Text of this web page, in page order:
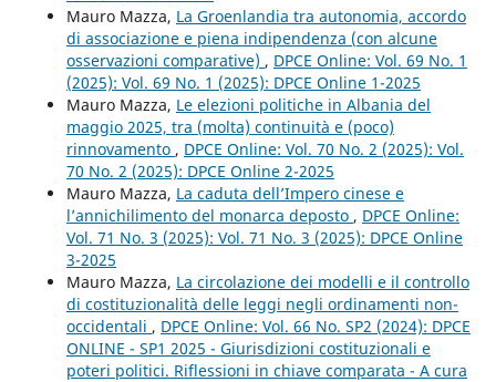
Mauro Mazza, La Groenlandia tra autonomia, accordo
di associazione e piena indipendenza (con alcune
osservazioni comparative) , DPCE Online: Vol. 69 No. 1
(2025): Vol. 69 No. 1 (2025): DPCE Online 1-2025
Mauro Mazza, Le elezioni politiche in Albania del
maggio 2025, tra (molta) continuità e (poco)
rinnovamento , DPCE Online: Vol. 70 No. 2 (2025): Vol.
70 No. 2 (2025): DPCE Online 2-2025
Mauro Mazza, La caduta dell’Impero cinese e
l’annichilimento del monarca deposto , DPCE Online:
Vol. 71 No. 3 (2025): Vol. 71 No. 3 (2025): DPCE Online
3-2025
Mauro Mazza, La circolazione dei modelli e il controllo
di costituzionalità delle leggi negli ordinamenti non-
occidentali , DPCE Online: Vol. 66 No. SP2 (2024): DPCE
ONLINE - SP1 2025 - Giurisdizioni costituzionali e
poteri politici. Riflessioni in chiave comparata - A cura